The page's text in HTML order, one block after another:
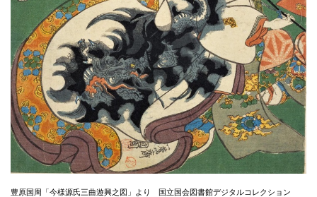
豊原国周「今様源氏三曲遊興之図」より 国立国会図書館デジタルコレクション